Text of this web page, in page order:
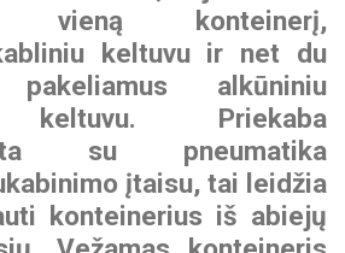
vieną konteinerį,
keltuvu ir net du
pakeliamus alkūniniu
keltuvu. Priekaba
su pneumatika
įtaisu, tai leidžia
konteinerius iš abiejų